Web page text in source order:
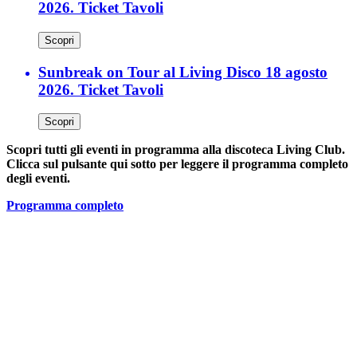
2026. Ticket Tavoli
Scopri
Sunbreak on Tour al Living Disco 18 agosto
2026. Ticket Tavoli
Scopri
Scopri tutti gli eventi in programma alla discoteca Living Club.
Clicca sul pulsante qui sotto per leggere il programma completo
degli eventi.
Programma completo